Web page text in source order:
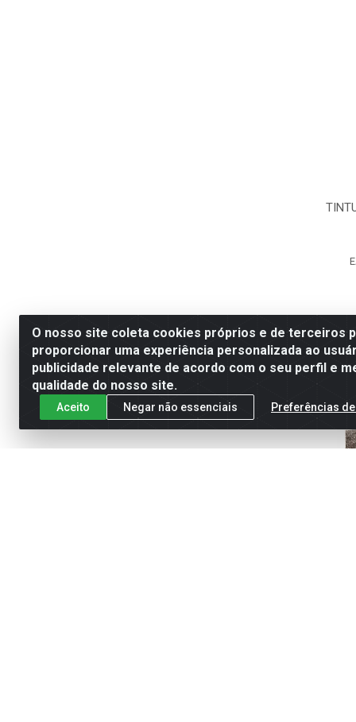
O nosso site coleta cookies próprios e de terceiros
proporcionar uma experiência personalizada ao
publicidade relevante de acordo com o seu perfil e
qualidade do nosso site.
Aceito Negar não essenciais Preferências